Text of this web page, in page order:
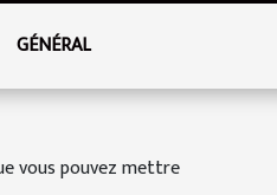
GÉNÉRAL
vous pouvez mettre